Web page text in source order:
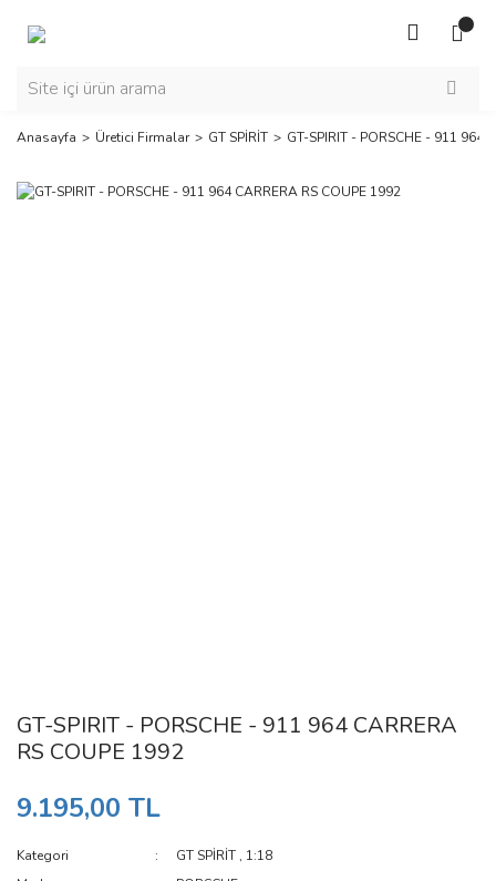
Anasayfa Üretici Firmalar GT SPİRİT GT-SPIRIT - PORSCHE - 911 964
GT-SPIRIT - PORSCHE - 911 964 CARRERA
RS COUPE 1992
9.195,00 TL
Kategori GT SPİRİT , 1:18